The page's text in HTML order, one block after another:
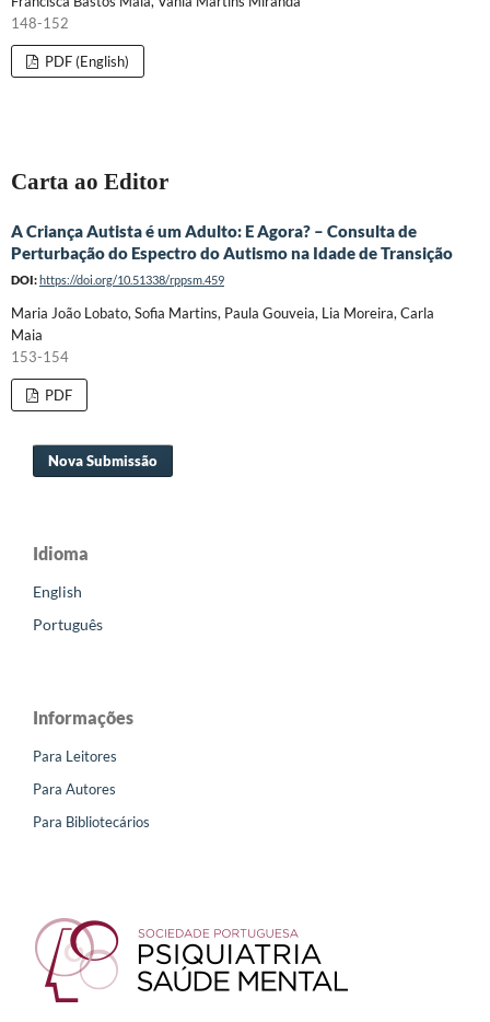
148-152
PDF (English)
Carta ao Editor
A Criança Autista é um Adulto: E Agora? – Consulta de
Perturbação do Espectro do Autismo na Idade de Transição
DOI:https://doi.org/10.51338/rppsm.459
Maria João Lobato, Sofia Martins, Paula Gouveia, Lia Moreira, Carla
Maia
153-154
PDF
Nova Submissão
Idioma
English
Português
Informações
Para Leitores
Para Autores
Para Bibliotecários